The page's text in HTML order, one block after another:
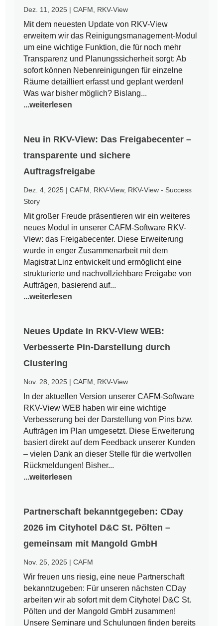
Dez. 11, 2025 |CAFM RKV-View
Mit dem neuesten Update von RKV-View
erweitern wir das Reinigungsmanagement-Modul
um eine wichtige Funktion, die für noch mehr
Transparenz und Planungssicherheit sorgt: Ab
sofort können Nebenreinigungen für einzelne
Räume detailliert erfasst und geplant werden!
Was war bisher möglich? Bislang...
...weiterlesen
Neu in RKV-View: Das Freigabecenter –
transparente und sichere
Auftragsfreigabe
Dez. 4, 2025 |CAFM RKV-View, RKV-View - Success
Story
Mit großer Freude präsentieren wir ein weiteres
neues Modul in unserer CAFM-Software RKV-
View: das Freigabecenter. Diese Erweiterung
wurde in enger Zusammenarbeit mit dem
Magistrat Linz entwickelt und ermöglicht eine
strukturierte und nachvollziehbare Freigabe von
Aufträgen, basierend auf...
...weiterlesen
Neues Update in RKV-View WEB:
Verbesserte Pin-Darstellung durch
Clustering
Nov. 28, 2025 |CAFM RKV-View
In der aktuellen Version unserer CAFM-Software
RKV-View WEB haben wir eine wichtige
Verbesserung bei der Darstellung von Pins bzw.
Aufträgen im Plan umgesetzt. Diese Erweiterung
basiert direkt auf dem Feedback unserer Kunden
– vielen Dank an dieser Stelle für die wertvollen
Rückmeldungen! Bisher...
...weiterlesen
Partnerschaft bekanntgegeben: CDay
2026 im Cityhotel D&C St. Pölten –
gemeinsam mit Mangold GmbH
Nov. 25, 2025 |CAFM
Wir freuen uns riesig, eine neue Partnerschaft
bekanntzugeben: Für unseren nächsten CDay
arbeiten wir ab sofort mit dem Cityhotel D&C St.
Pölten und der Mangold GmbH zusammen!
Unsere Seminare und Schulungen finden bereits